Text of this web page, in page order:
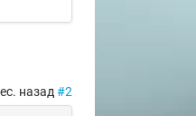
назад #2